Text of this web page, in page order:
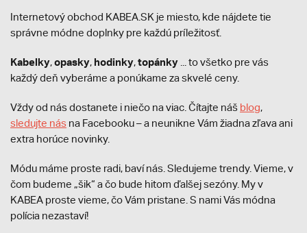
Internetový obchod KABEA.SK je miesto, kde nájdete tie
správne módne doplnky pre každú príležitosť.
Kabelky,opasky, hodinky,topánky ... to všetko pre vás
každý deň vyberáme a ponúkame za skvelé ceny.
Vždy od nás dostanete i niečo na viac. Čítajte náš blog,
sledujte nás na Facebooku – a neunikne Vám žiadna zľava ani
extra horúce novinky.
Módu máme proste radi, baví nás. Sledujeme trendy. Vieme, v
čom budeme „šik“ a čo bude hitom ďalšej sezóny. My v
KABEA proste vieme, čo Vám pristane. S nami Vás módna
polícia nezastaví!